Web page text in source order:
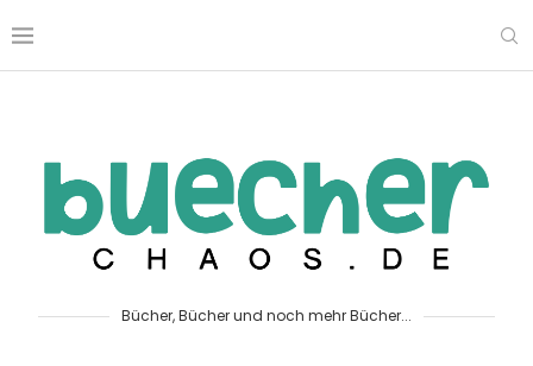
Bücher, Bücher und noch mehr Bücher...